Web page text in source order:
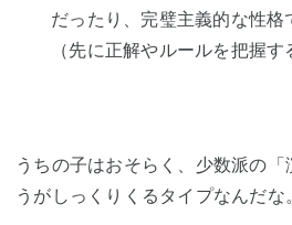
だったり、完璧主義的な性
（先に正解やルールを把握
うちの子はおそらく、少数派の
うがしっくりくるタイプなんだな。